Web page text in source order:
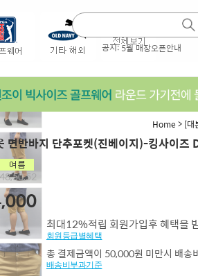
공지:5월 매장오픈안내
Home> [대
면반바지 단추포켓(진베이지)-킹사이즈
최대12%적립 회원가입후 혜택을
회원등급별혜택
총 결제금액이 50,000원 미만시 배송
배송비부과기준